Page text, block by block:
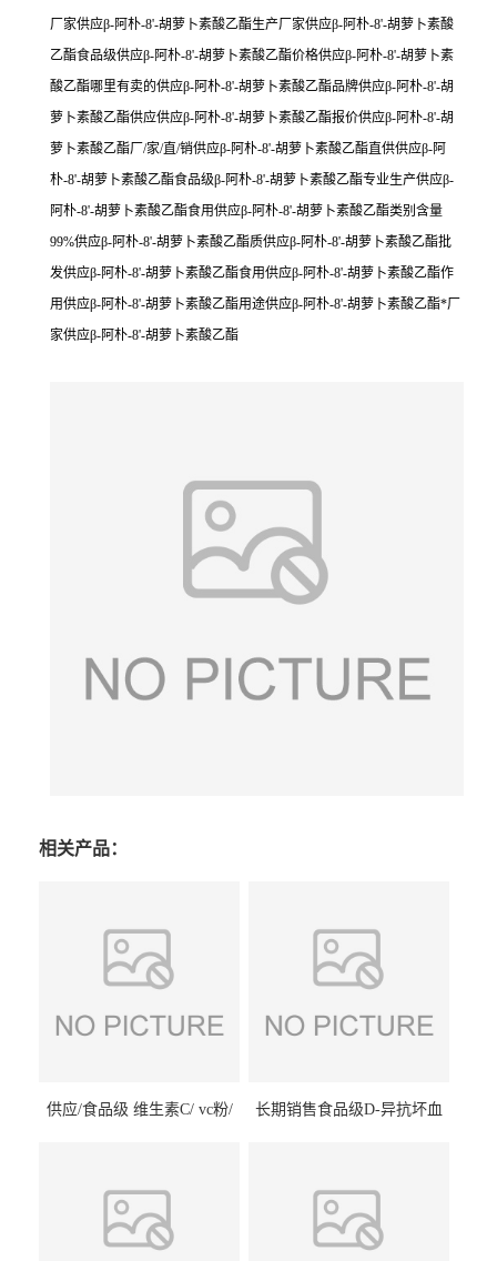
厂家供应β-阿朴-8'-胡萝卜素酸乙酯生产厂家供应β-阿朴-8'-胡萝卜素酸
乙酯食品级供应β-阿朴-8'-胡萝卜素酸乙酯价格供应β-阿朴-8'-胡萝卜素
酸乙酯哪里有卖的供应β-阿朴-8'-胡萝卜素酸乙酯品牌供应β-阿朴-8'-胡
萝卜素酸乙酯供应供应β-阿朴-8'-胡萝卜素酸乙酯报价供应β-阿朴-8'-胡
萝卜素酸乙酯厂/家/直/销供应β-阿朴-8'-胡萝卜素酸乙酯直供供应β-阿
朴-8'-胡萝卜素酸乙酯食品级β-阿朴-8'-胡萝卜素酸乙酯专业生产供应β-
阿朴-8'-胡萝卜素酸乙酯食用供应β-阿朴-8'-胡萝卜素酸乙酯类别含量
99%供应β-阿朴-8'-胡萝卜素酸乙酯质供应β-阿朴-8'-胡萝卜素酸乙酯批
发供应β-阿朴-8'-胡萝卜素酸乙酯食用供应β-阿朴-8'-胡萝卜素酸乙酯作
用供应β-阿朴-8'-胡萝卜素酸乙酯用途供应β-阿朴-8'-胡萝卜素酸乙酯*厂
家供应β-阿朴-8'-胡萝卜素酸乙酯
相关产品：
供应/食品级 维生素C/ vc粉/
长期销售食品级D-异抗坏血